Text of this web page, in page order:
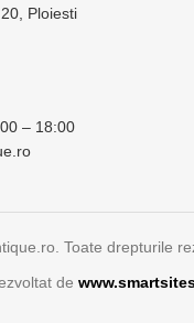
Ploiesti
– 18:00
Toate drepturile
de